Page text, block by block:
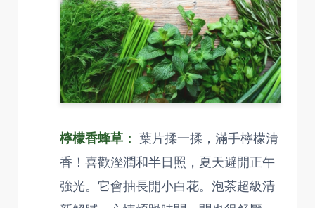
檸檬香蜂草： 葉片揉一揉，滿手檸檬清
香！喜歡溼潤和半日照，夏天避開正午
強光。它會抽長開小白花。泡茶超級清